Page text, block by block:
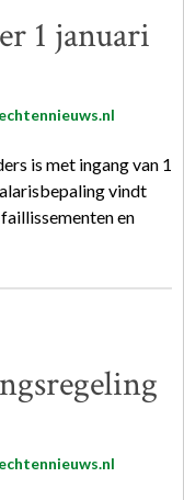
1 januari
is met ingang van 1
vindt
en